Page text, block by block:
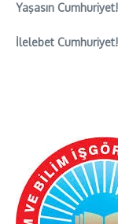
Yaşasın Cumhuriyet!
İlelebet